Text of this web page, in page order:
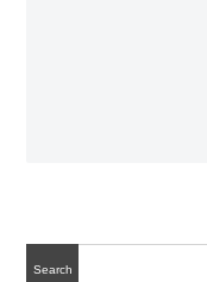
Search